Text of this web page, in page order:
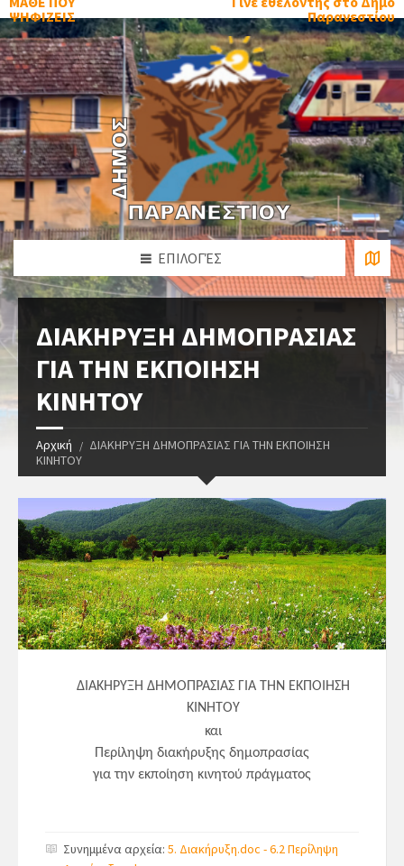
ΨΗΦΙΖΕΙΣ
Παρανεστίου
ΕΠΙΛΟΓΈΣ
ΔΙΑΚΗΡΥΞΗ ΔΗΜΟΠΡΑΣΙΑΣ
ΓΙΑ ΤΗΝ ΕΚΠΟΙΗΣΗ
ΚΙΝΗΤΟΥ
Αρχική
ΔΙΑΚΗΡΥΞΗ ΔΗΜΟΠΡΑΣΙΑΣ ΓΙΑ ΤΗΝ ΕΚΠΟΙΗΣΗ
ΚΙΝΗΤΟΥ
ΔΙΑΚΗΡΥΞΗ ΔΗΜΟΠΡΑΣΙΑΣ ΓΙΑ ΤΗΝ ΕΚΠΟΙΗΣΗ
ΚΙΝΗΤΟΥ
και
Περίληψη διακήρυξης δημοπρασίας
για την εκποίηση κινητού πράγματος
Συνημμένα αρχεία: 5. Διακήρυξη.doc -6.2 Περίληψη